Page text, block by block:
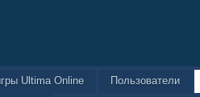
Ultima Online Пользователи